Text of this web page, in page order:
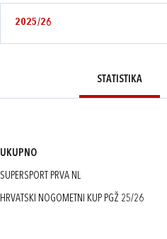
2025/26
STATISTIKA
UKUPNO
SUPERSPORT PRVA NL
HRVATSKI NOGOMETNI KUP PGŽ 25/26